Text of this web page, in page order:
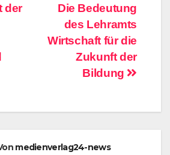
Die Bedeutung
des Lehramts
Wirtschaft für die
Zukunft der
Bildung
der
medienverlag24-news